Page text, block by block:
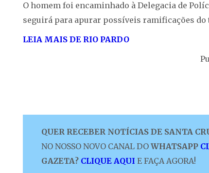
O homem foi encaminhado à Delegacia de
seguirá para apurar possíveis ramificações do
LEIA MAIS DE RIO PARDO
QUER RECEBER NOTÍCIAS DE SANTA
NO NOSSO NOVO CANAL DO WHATSAPP
GAZETA? CLIQUE AQUI E FAÇA AGORA!